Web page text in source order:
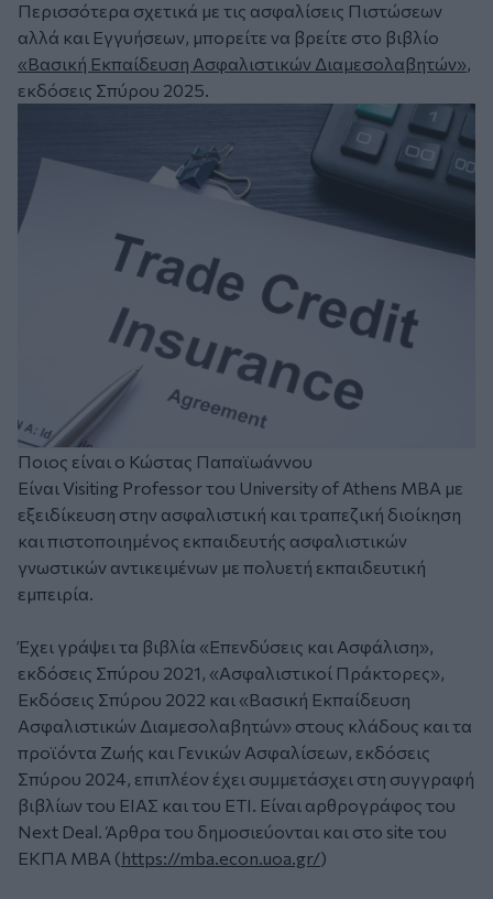
Περισσότερα σχετικά με τις ασφαλίσεις Πιστώσεων
αλλά και Εγγυήσεων, μπορείτε να βρείτε στο βιβλίο
«Βασική Εκπαίδευση Ασφαλιστικών Διαμεσολαβητών»,
εκδόσεις Σπύρου 2025.
Ποιος είναι ο Κώστας Παπαϊωάννου
Είναι Visiting Professor του University of Athens MBA με
εξειδίκευση στην ασφαλιστική και τραπεζική διοίκηση
και πιστοποιημένος εκπαιδευτής ασφαλιστικών
γνωστικών αντικειμένων με πολυετή εκπαιδευτική
εμπειρία.
Έχει γράψει τα βιβλία «Επενδύσεις και Ασφάλιση»,
εκδόσεις Σπύρου 2021, «Ασφαλιστικοί Πράκτορες»,
Εκδόσεις Σπύρου 2022 και «Βασική Εκπαίδευση
Ασφαλιστικών Διαμεσολαβητών» στους κλάδους και τα
προϊόντα Ζωής και Γενικών Ασφαλίσεων, εκδόσεις
Σπύρου 2024, επιπλέον έχει συμμετάσχει στη συγγραφή
βιβλίων του ΕΙΑΣ και του ΕΤΙ. Είναι αρθρογράφος του
Next Deal. Άρθρα του δημοσιεύονται και στο site του
ΕΚΠΑ ΜΒΑ (https://mba.econ.uoa.gr/)